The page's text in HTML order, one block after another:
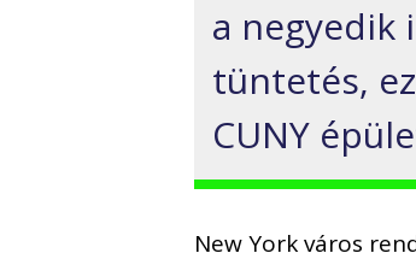
a negyedik
tüntetés,
CUNY
New York város